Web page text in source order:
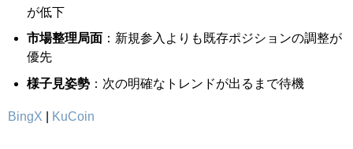
が低下
市場整理局面 ：新規参入よりも既存ポジションの調整が
優先
様子見姿勢 ：次の明確なトレンドが出るまで待機
BingX KuCoin